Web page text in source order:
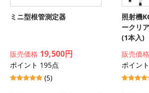
ミニ型根管測定器
販売価格 19,500円
ポイント 195点
(5)
照射機
ークリ
(1本入)
販売価格
ポイン